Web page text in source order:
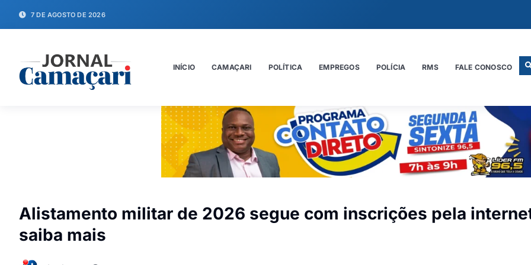
7 DE AGOSTO DE 2026
INÍCIO CAMAÇARI POLÍTICA EMPREGOS POLÍCIA RMS FALE CONOSCO
Alistamento militar de 2026 segue com inscrições pela
saiba mais